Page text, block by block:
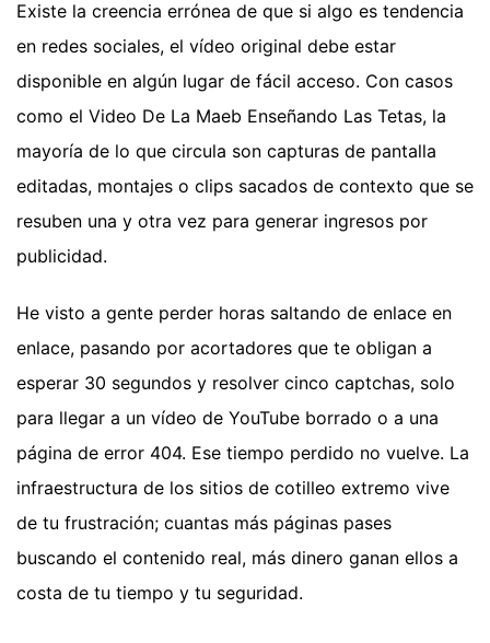
Existe la creencia errónea de que si algo es tendencia
en redes sociales, el vídeo original debe estar
disponible en algún lugar de fácil acceso. Con casos
como el Video De La Maeb Enseñando Las Tetas, la
mayoría de lo que circula son capturas de pantalla
editadas, montajes o clips sacados de contexto que se
resuben una y otra vez para generar ingresos por
publicidad.
He visto a gente perder horas saltando de enlace en
enlace, pasando por acortadores que te obligan a
esperar 30 segundos y resolver cinco captchas, solo
para llegar a un vídeo de YouTube borrado o a una
página de error 404. Ese tiempo perdido no vuelve. La
infraestructura de los sitios de cotilleo extremo vive
de tu frustración; cuantas más páginas pases
buscando el contenido real, más dinero ganan ellos a
costa de tu tiempo y tu seguridad.